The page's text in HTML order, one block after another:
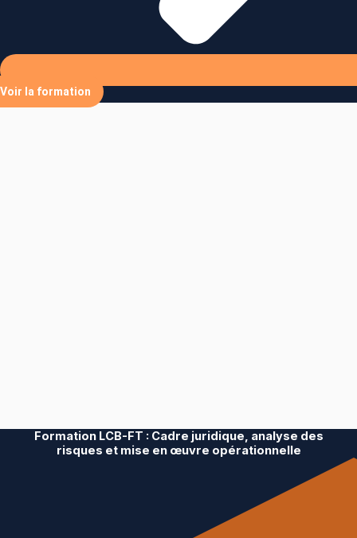
Voir la formation
Formation LCB-FT : Cadre juridique, analyse des
risques et mise en œuvre opérationnelle